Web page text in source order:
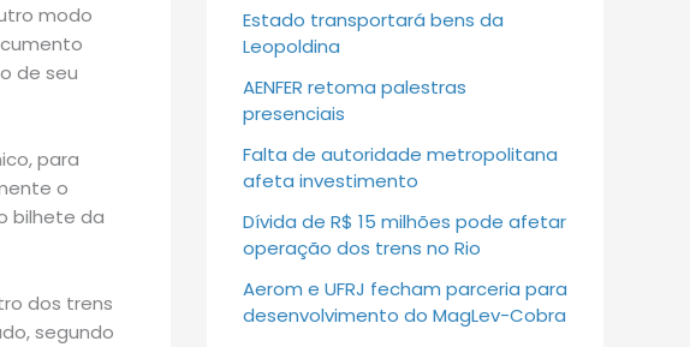
modo
de seu
para
o
bilhete da
dos trens
segundo
Estado transportará bens da
Leopoldina
AENFER retoma palestras
presenciais
Falta de autoridade metropolitana
afeta investimento
Dívida de R$ 15 milhões pode afetar
operação dos trens no Rio
Aerom e UFRJ fecham parceria para
desenvolvimento do MagLev-Cobra